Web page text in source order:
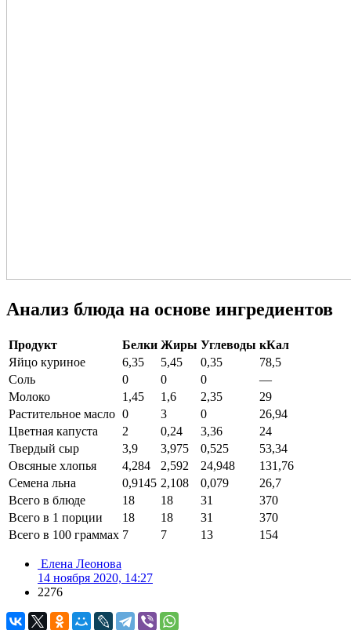
Анализ блюда на основе ингредиентов
Продукт Белки Жиры Углеводы кКал
Яйцо куриное
6,35 5,45 0,35
78,5
Соль
0 0 0
—
Молоко
1,45 1,6 2,35
29
Растительное масло 0 3 0
26,94
Цветная капуста
2 0,24 3,36
24
Твердый сыр
3,9 3,975 0,525
53,34
Овсяные хлопья
4,284 2,592 24,948
131,76
Семена льна
0,9145 2,108 0,079
26,7
Всего в блюде
18 18 31
370
Всего в 1 порции
18 18 31
370
Всего в 100 граммах 7 7 13 154
Елена Леонова
14 ноября 2020, 14:27
2276